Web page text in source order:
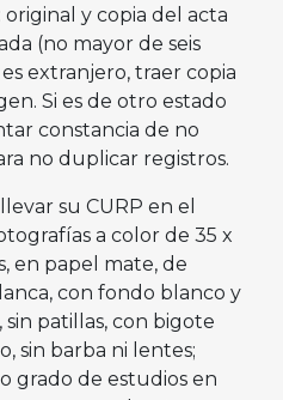
y copia del acta
(no mayor de seis
extranjero, traer copia
Si es de otro estado
constancia de no
no duplicar registros.
su CURP en el
a color de 35 x
en papel mate, de
con fondo blanco y
patillas, con bigote
sin barba ni lentes;
grado de estudios en